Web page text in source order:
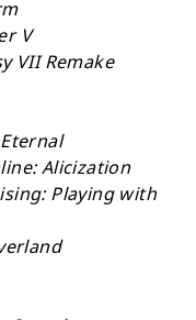
V
VII Remake
Alicization
Playing with